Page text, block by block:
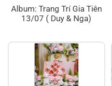
Album: Trang Trí Gia Tiên
13/07 ( Duy & Nga)